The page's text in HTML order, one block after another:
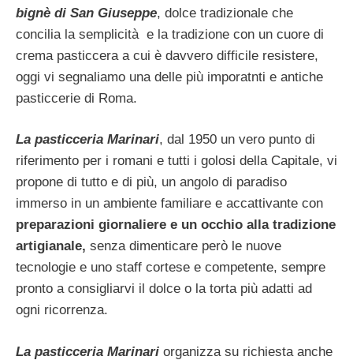
bignè di San Giuseppe, dolce tradizionale che
concilia la semplicità e la tradizione con un cuore di
crema pasticcera a cui è davvero difficile resistere,
oggi vi segnaliamo una delle più imporatnti e antiche
pasticcerie di Roma.
La pasticceria Marinari, dal 1950 un vero punto di
riferimento per i romani e tutti i golosi della Capitale, vi
propone di tutto e di più, un angolo di paradiso
immerso in un ambiente familiare e accattivante con
preparazioni giornaliere e un occhio alla tradizione
artigianale, senza dimenticare però le nuove
tecnologie e uno staff cortese e competente, sempre
pronto a consigliarvi il dolce o la torta più adatti ad
ogni ricorrenza.
La pasticceria Marinari organizza su richiesta anche